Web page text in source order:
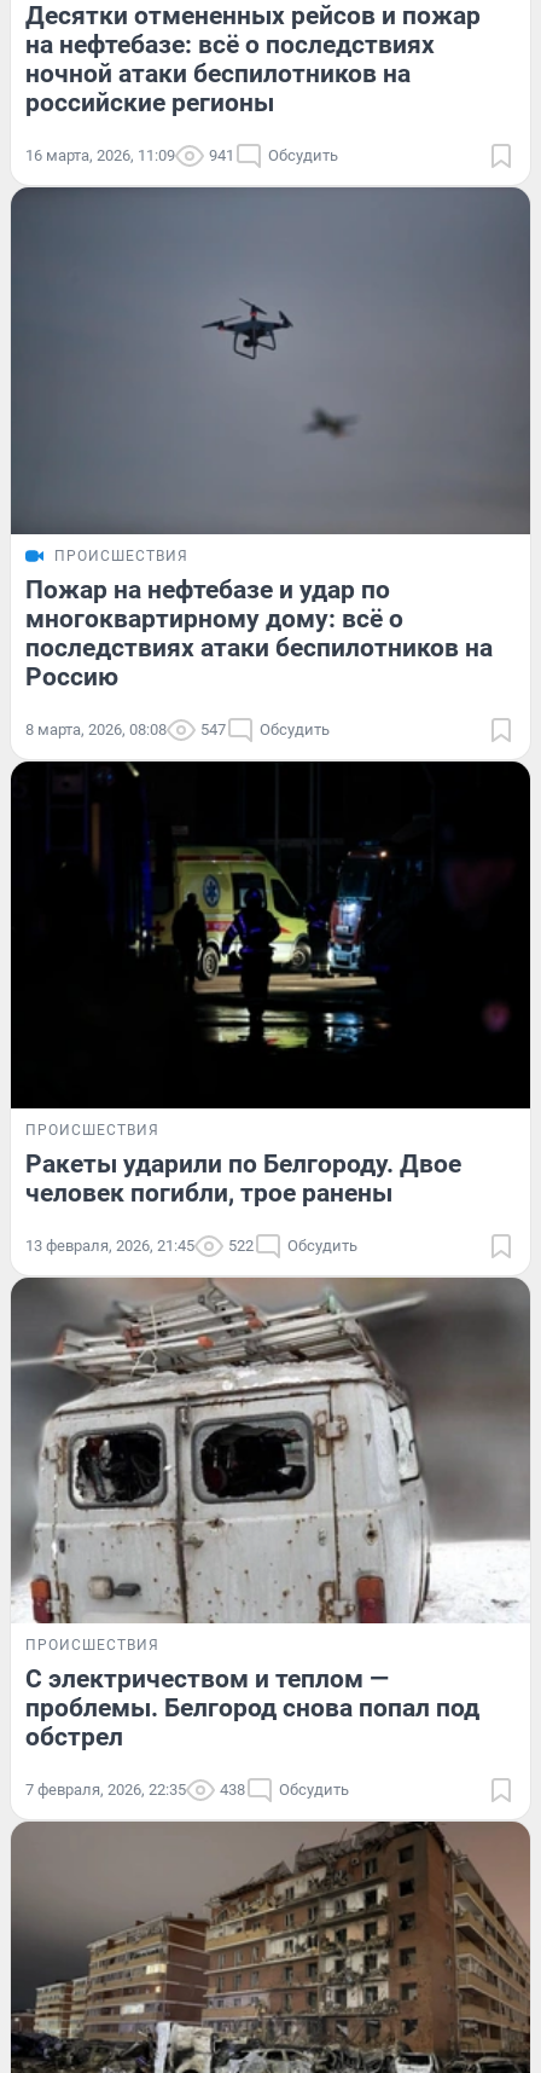
Десятки отмененных рейсов и пожар
на нефтебазе: всё о последствиях
ночной атаки беспилотников на
российские регионы
16 марта, 2026, 11:09 941 Обсудить
ПРОИСШЕСТВИЯ
Пожар на нефтебазе и удар по
многоквартирному дому: всё о
последствиях атаки беспилотников на
Россию
8 марта, 2026, 08:08 547 Обсудить
ПРОИСШЕСТВИЯ
Ракеты ударили по Белгороду. Двое
человек погибли, трое ранены
13 февраля, 2026, 21:45 522 Обсудить
ПРОИСШЕСТВИЯ
С электричеством и теплом —
проблемы. Белгород снова попал под
обстрел
7 февраля, 2026, 22:35 438 Обсудить